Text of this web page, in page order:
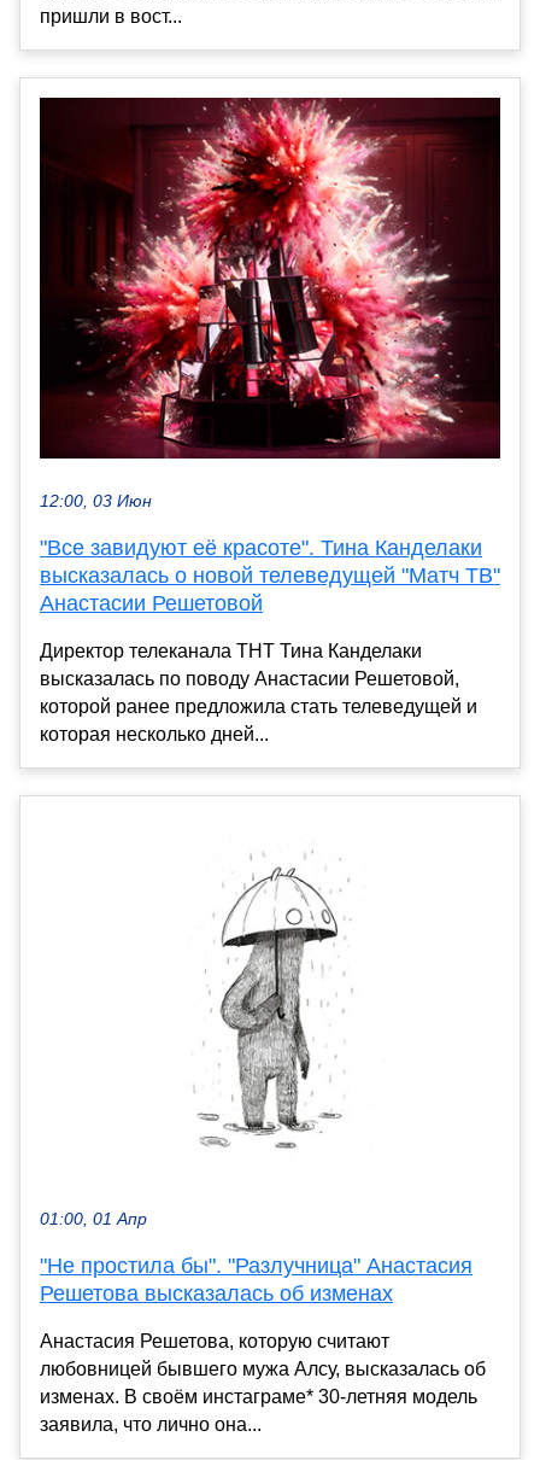
пришли в вост...
12:00, 03 Июн
"Все завидуют её красоте". Тина Канделаки
высказалась о новой телеведущей "Матч ТВ"
Анастасии Решетовой
Директор телеканала ТНТ Тина Канделаки
высказалась по поводу Анастасии Решетовой,
которой ранее предложила стать телеведущей и
которая несколько дней...
01:00, 01 Апр
"Не простила бы". "Разлучница" Анастасия
Решетова высказалась об изменах
Анастасия Решетова, которую считают
любовницей бывшего мужа Алсу, высказалась об
изменах. В своём инстаграме* 30-летняя модель
заявила, что лично она...